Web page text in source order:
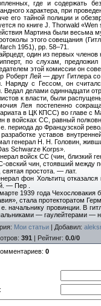
где и содержать
характера, при
его тайной полиции и
по книге J. Thorwald
Мартина были весьма
этого совещания
1951), pp. 58–71.
один из первых
по слухам, предложил
этой комиссии он
Роберт Лей — друг Гитлера
Наряду с Гессом, он
Ведал делами одиннадцати
к власти, были
Лея постепенно
в ЦК КПСС) во главе с
в войсках СС, равный
периода до Французской
уставов
генерал H. H. Головин,
Schwarze Korps».
войск СС (чин, близкий
овский чин, стоявший между
простота. — лат.
фон Хольтитц
— Пер .
1939 года Чехословакия
стала протекторатом
начальнику провинции. В
— гаулейтерами —
: Мои статьи | Добавил:
: 391 | Рейтинг: 0.0/0
: 0